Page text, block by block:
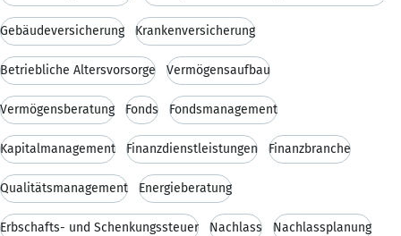
Gebäudeversicherung Krankenversicherung
Betriebliche Altersvorsorge Vermögensaufbau
Vermögensberatung Fonds Fondsmanagement
Kapitalmanagement Finanzdienstleistungen Finanzbranche
Qualitätsmanagement Energieberatung
Erbschafts- und Schenkungssteuer Nachlass Nachlassplanung